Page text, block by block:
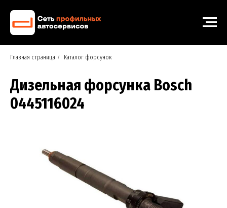
Главная страница / Каталог форсунок
Дизельная форсунка Bosch
0445116024